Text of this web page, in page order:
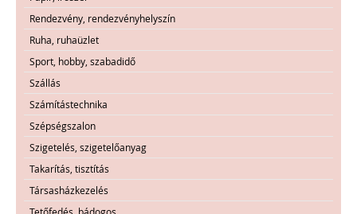
Rendezvény, rendezvényhelyszín
Ruha, ruhaüzlet
Sport, hobby, szabadidő
Szállás
Számítástechnika
Szépségszalon
Szigetelés, szigetelőanyag
Takarítás, tisztítás
Társasházkezelés
Tetőfedés, bádogos